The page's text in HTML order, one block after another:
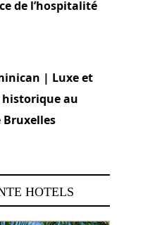
de l’hospitalité
| Luxe et
historique au
HOTELS